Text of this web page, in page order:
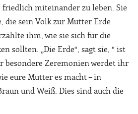
miteinander zu leben. Sie
die sein Volk zur Mutter Erde
ihm, wie sie sich für die
sollten. „Die Erde“, sagt sie, “ ist
besondere Zeremonien werdet ihr
eure Mutter es macht – in
und Weiß. Dies sind auch die